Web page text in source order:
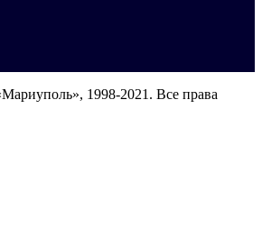
1998-2021. Все права